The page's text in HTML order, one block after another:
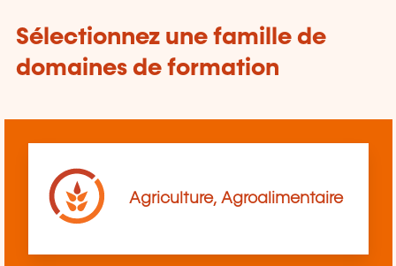
Sélectionnez une famille de
domaines de formation
Agriculture, Agroalimentaire